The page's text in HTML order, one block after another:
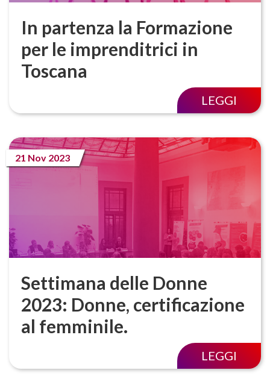
In partenza la Formazione
per le imprenditrici in
Toscana
LEGGI
21 Nov 2023
Settimana delle Donne
2023: Donne, certificazione
al femminile.
LEGGI